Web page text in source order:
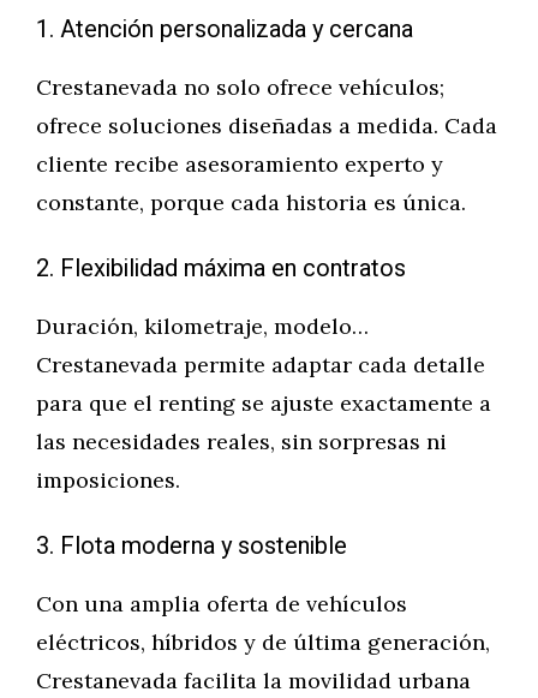
1. Atención personalizada y cercana
Crestanevada no solo ofrece vehículos;
ofrece soluciones diseñadas a medida. Cada
cliente recibe asesoramiento experto y
constante, porque cada historia es única.
2. Flexibilidad máxima en contratos
Duración, kilometraje, modelo…
Crestanevada permite adaptar cada detalle
para que el renting se ajuste exactamente a
las necesidades reales, sin sorpresas ni
imposiciones.
3. Flota moderna y sostenible
Con una amplia oferta de vehículos
eléctricos, híbridos y de última generación,
Crestanevada facilita la movilidad urbana